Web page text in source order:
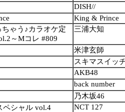
DISH//
King & Prince
ちゃう♪カラオケ定
～Mコレ #809
三浦大知
米津玄師
スキマスイッ
AKB48
back number
乃木坂46
ペシャル vol.4
NCT 127